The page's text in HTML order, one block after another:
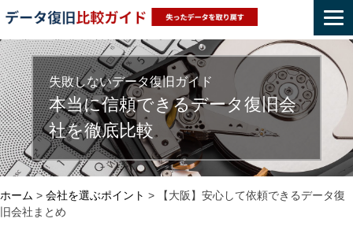
Skip
to
content
失敗しないデータ復旧ガイド
本当に信頼できるデータ復旧会
社を徹底比較
ホーム > 会社を選ぶポイント >
【大阪】安心して依頼できるデータ復
旧会社まとめ